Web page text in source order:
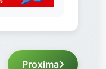
Proxima